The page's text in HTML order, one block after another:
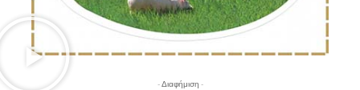
- Διαφήμιση -